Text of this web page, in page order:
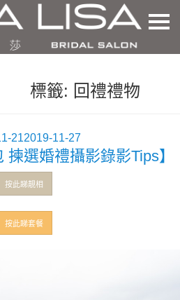
標籤: 回禮禮物
212019-11-27
揀選婚禮攝影錄影Tips】
按此睇靚相
按此睇套餐